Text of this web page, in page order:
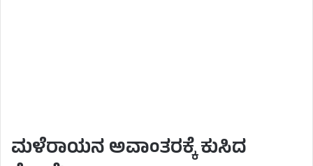
ಮಳೆರಾಯನ ಅವಾಂತರಕ್ಕೆ ಕುಸಿದ